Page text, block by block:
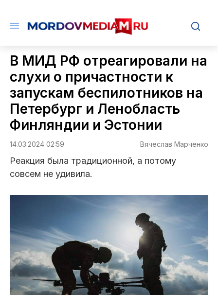
В МИД РФ отреагировали на
слухи о причастности к
запускам беспилотников на
Петербург и Ленобласть
Финляндии и Эстонии
14.03.2024 02:59 Вячеслав Марченко
Реакция была традиционной, а потому
совсем не удивила.